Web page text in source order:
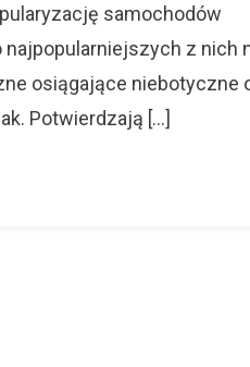
samochodów
z nich
osiągające niebotyczne
Potwierdzają […]